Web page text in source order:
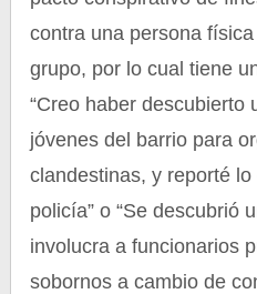
contra una persona
grupo, por lo cual tiene
“Creo haber descubierto
jóvenes del barrio para
clandestinas, y reporté
policía” o “Se descubrió
involucra a funcionarios
sobornos a cambio de